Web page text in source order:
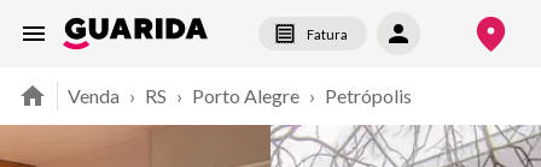
Fatura
Venda › RS › Porto Alegre › Petrópolis